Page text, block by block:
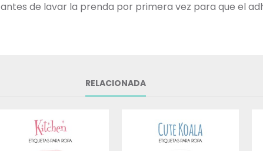
antes de lavar la prenda por primera vez para que el
RELACIONADA